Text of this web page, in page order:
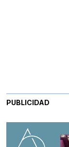
PUBLICIDAD